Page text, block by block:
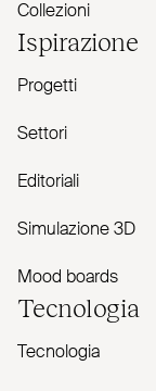
Collezioni
Ispirazione
Progetti
Settori
Editoriali
Simulazione 3D
Mood boards
Tecnologia
Tecnologia